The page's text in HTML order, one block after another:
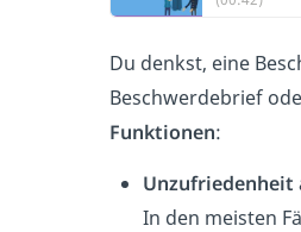
Du denkst, eine
Beschwerdebrief
Funktionen:
Unzufriedenheit
In den meisten